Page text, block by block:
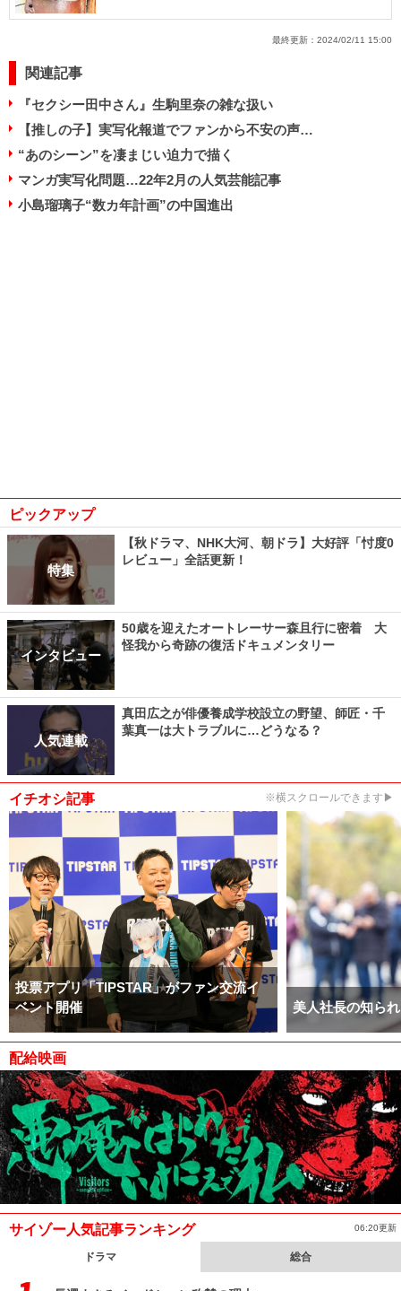
最終更新： 2024/02/11 15:00
関連記事
『セクシー田中さん』生駒里奈の雑な扱い
【推しの子】実写化報道でファンから不安の声…
“あのシーン”を凄まじい迫力で描く
マンガ実写化問題…22年2月の人気芸能記事
小島瑠璃子“数カ年計画”の中国進出
ピックアップ
特集
【秋ドラマ、NHK大河、朝ドラ】大好評「忖度0
レビュー」全話更新！
インタビュー
50歳を迎えたオートレーサー森且行に密着 大
怪我から奇跡の復活ドキュメンタリー
人気連載
真田広之が俳優養成学校設立の野望、師匠・千
葉真一は大トラブルに…どうなる？
イチオシ記事 ※横スクロールできます▶
投票アプリ「TIPSTAR」がファン交流イ
ベント開催
美人社長の知ら
配給映画
サイゾー人気記事ランキング 06:20更新
ドラマ 総合